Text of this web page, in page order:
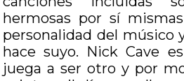
hermosas por sí
personalidad del músico
hace suyo. Nick Cave
juega a ser otro y por